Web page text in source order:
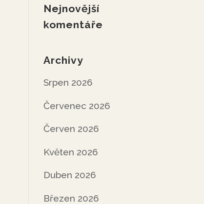
Nejnovější
komentáře
Archivy
Srpen 2026
Červenec 2026
Červen 2026
Květen 2026
Duben 2026
Březen 2026